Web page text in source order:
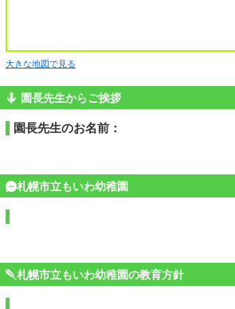
大きな地図で見る
園長先生からご挨拶
園長先生のお名前：
札幌市立もいわ幼稚園
札幌市立もいわ幼稚園の教育方針